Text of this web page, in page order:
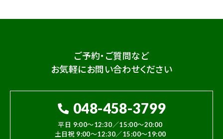
ご予約・ご質問など
お気軽にお問い合わせください
048-458-3799
平日 9:00～12:30／15:00～20:00
土日祝 9:00～12:30／15:00～19:00